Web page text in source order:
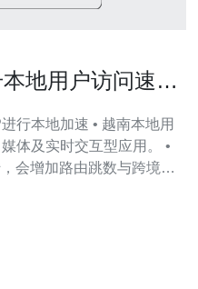
地用户访问速度
行本地加速 • 越南本地用
体及实时交互型应用。 •
会增加路由跳数与跨境链
。 • 本文面向运维、站长